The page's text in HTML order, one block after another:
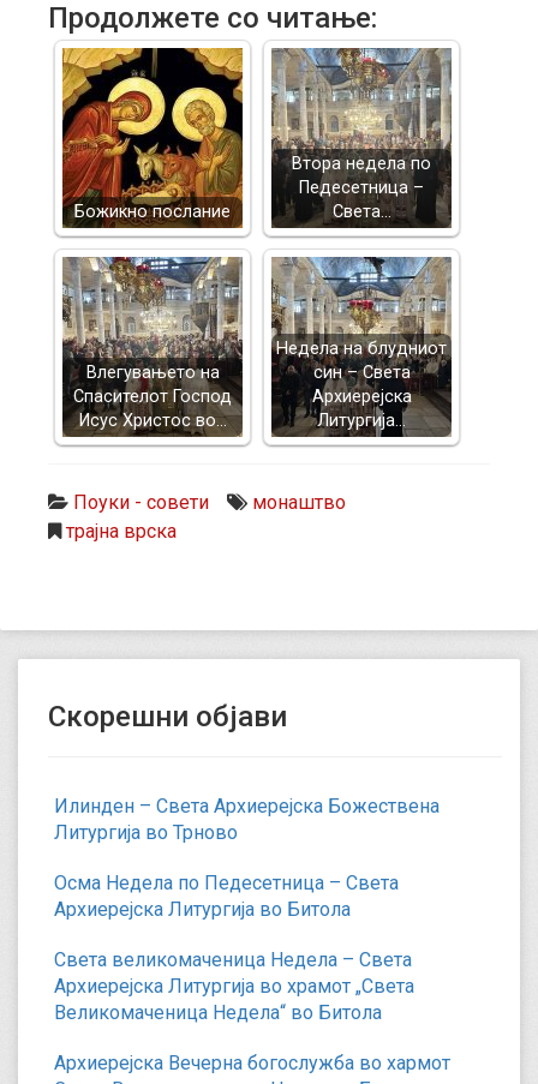
Продолжете со читање:
Божикно послание
Втора недела по
Педесетница –
Света…
Влегувањето на
Спасителот Господ
Исус Христос во…
Недела на блудниот
син – Света
Архиерејска
Литургија…
Поуки - совети
монаштво
трајна врска
Скорешни објави
Илинден – Света Архиерејска Божествена
Литургија во Трново
Осма Недела по Педесетница – Света
Архиерејска Литургија во Битола
Света великомаченица Недела – Света
Архиерејска Литургија во храмот „Света
Великомаченица Недела“ во Битола
Архиерејска Вечерна богослужба во хармот